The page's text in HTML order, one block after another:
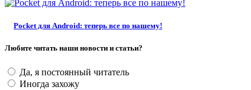
Pocket для Android: теперь все по нашему!
Любите читать наши новости и статьи?
Да, я постоянный читатель
Иногда захожу